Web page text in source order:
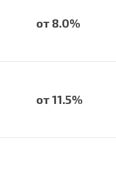
от 8.0%
от 11.5%